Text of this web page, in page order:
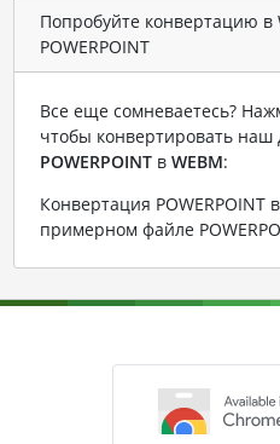
Попробуйте конвертацию в
POWERPOINT
Все еще сомневаетесь?
чтобы конвертировать наш
POWERPOINTв WEBM:
Конвертация POWERPOINT
примерном файле